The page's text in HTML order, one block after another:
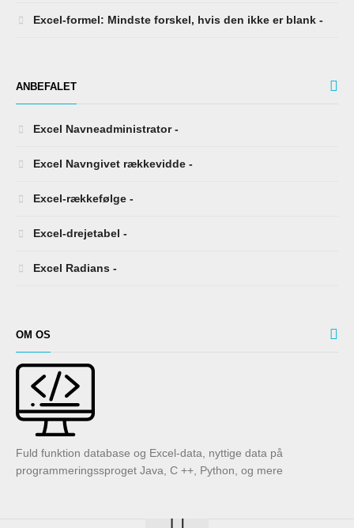
Excel-formel: Mindste forskel, hvis den ikke er blank -
ANBEFALET
Excel Navneadministrator -
Excel Navngivet rækkevidde -
Excel-rækkefølge -
Excel-drejetabel -
Excel Radians -
OM OS
Fuld funktion database og Excel-data, nyttige data på
programmeringssproget Java, C ++, Python, og mere